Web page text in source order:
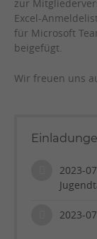
zur
Excel-
für Microsoft
beigefügt.
Wir freuen uns
2023-
2023-